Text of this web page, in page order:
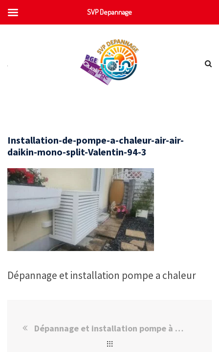
Installation-de-pompe-a-chaleur-air-air-
daikin-mono-split-Valentin-94-3
Dépannage et installation pompe a chaleur
Dépannage et installation pompe à chaleur Val de Marne 94
SVP Depannage